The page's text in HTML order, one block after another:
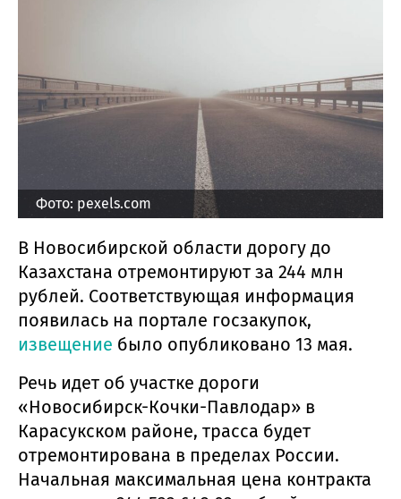
Фото: pexels.com
В Новосибирской области дорогу до
Казахстана отремонтируют за 244 млн
рублей. Соответствующая информация
появилась на портале госзакупок,
извещение было опубликовано 13 мая.
Речь идет об участке дороги
«Новосибирск-Кочки-Павлодар» в
Карасукском районе, трасса будет
отремонтирована в пределах России.
Начальная максимальная цена контракта